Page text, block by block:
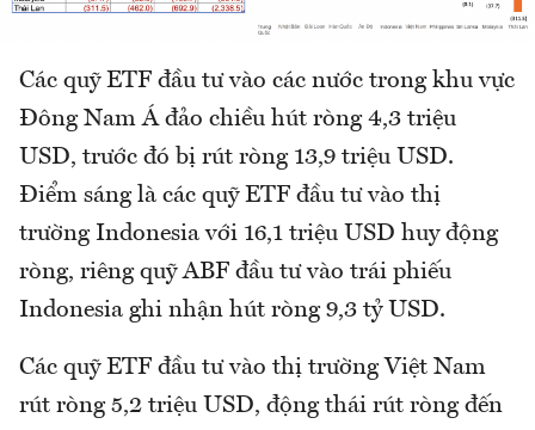
Các quỹ ETF đầu tư vào các nước trong khu vực
Đông Nam Á đảo chiều hút ròng 4,3 triệu
USD, trước đó bị rút ròng 13,9 triệu USD.
Điểm sáng là các quỹ ETF đầu tư vào thị
trường Indonesia với 16,1 triệu USD huy động
ròng, riêng quỹ ABF đầu tư vào trái phiếu
Indonesia ghi nhận hút ròng 9,3 tỷ USD.
Các quỹ ETF đầu tư vào thị trường Việt Nam
rút ròng 5,2 triệu USD, động thái rút ròng đến